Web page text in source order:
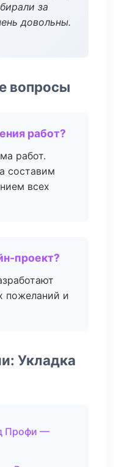
за
довольны.
вопросы
работ?
работ.
составим
всех
проект?
пожеланий и
Укладка
Профи —